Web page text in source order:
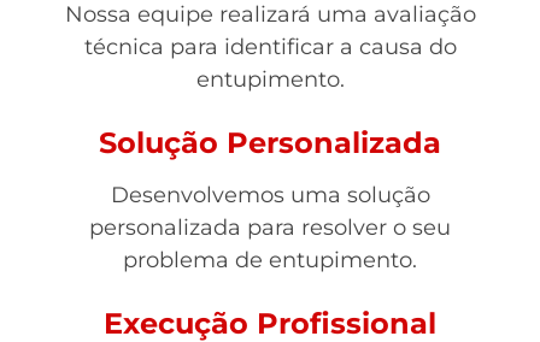
Nossa equipe realizará uma avaliação
técnica para identificar a causa do
entupimento.
Solução Personalizada
Desenvolvemos uma solução
personalizada para resolver o seu
problema de entupimento.
Execução Profissional